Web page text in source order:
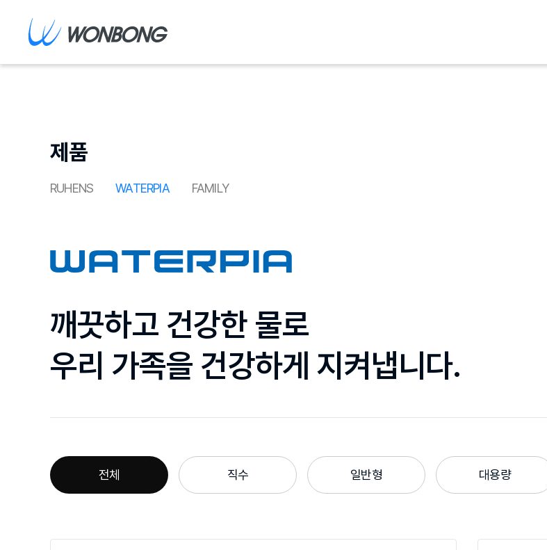
제품
RUHENS WATERPIA FAMILY
깨끗하고 건강한 물로
우리 가족을 건강하게 지켜냅니다.
전체 직수 일반형 대용량